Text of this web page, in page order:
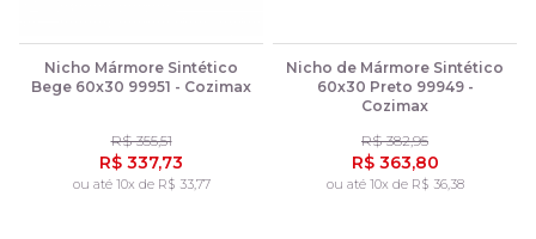
Nicho Mármore Sintético
Bege 60x30 99951 - Cozimax
R$ 355,51
R$ 337,73
ou até 10x de R$ 33,77
Nicho de Mármore Sintético
60x30 Preto 99949 -
Cozimax
R$ 382,95
R$ 363,80
ou até 10x de R$ 36,38